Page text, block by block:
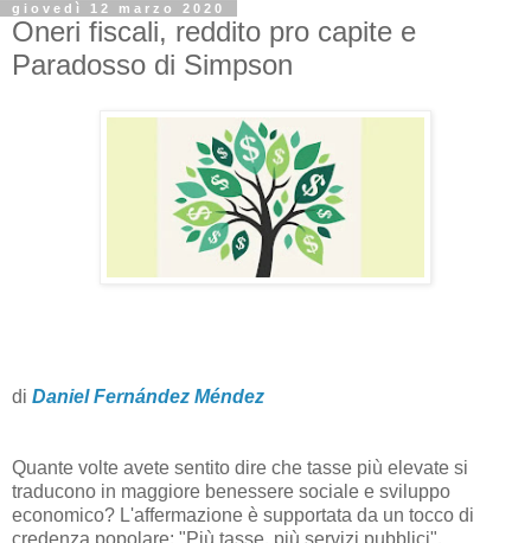
giovedì 12 marzo 2020
Oneri fiscali, reddito pro capite e
Paradosso di Simpson
di Daniel Fernández Méndez
Quante volte avete sentito dire che tasse più elevate si
traducono in maggiore benessere sociale e sviluppo
economico? L'affermazione è supportata da un tocco di